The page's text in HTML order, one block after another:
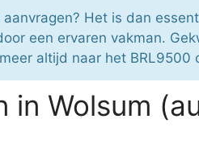
Het is dan
een ervaren vakman.
altijd naar het BRL9500
in Wolsum